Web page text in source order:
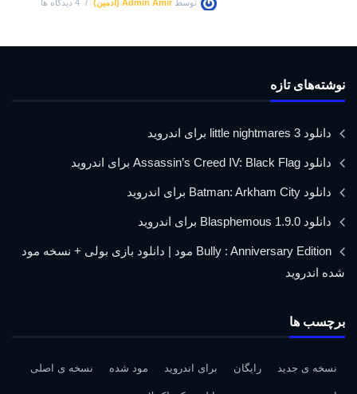
توسط Admin Amir (ادمین) 4 دیدگاه ها
نوشته‌های تازه
دانلود little nightmares 3 برای اندروید
دانلود Assassin’s Creed IV: Black Flag برای اندروید
دانلود Batman: Arkham City برای اندروید
دانلود Blasphemous 1.9.0 برای اندروید
Bully : Anniversary Edition مود | دانلود بازی بولی + نسخه مود
شده اندروید
برچسب ها
نسخه ی جدید رایگان برای اندروید مود شده نسخه ی اصلی